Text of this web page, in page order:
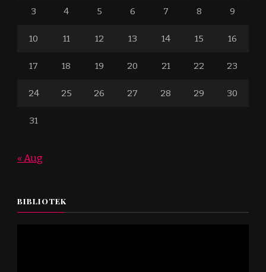
3 4 5 6 7 8 9
10 11 12 13 14 15 16
17 18 19 20 21 22 23
24 25 26 27 28 29 30
31
« Aug
BIBLIOTEK